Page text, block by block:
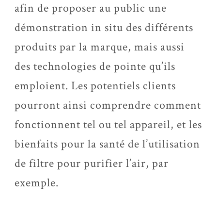
afin de proposer au public une
démonstration in situ des différents
produits par la marque, mais aussi
des technologies de pointe qu’ils
emploient. Les potentiels clients
pourront ainsi comprendre comment
fonctionnent tel ou tel appareil, et les
bienfaits pour la santé de l’utilisation
de filtre pour purifier l’air, par
exemple.